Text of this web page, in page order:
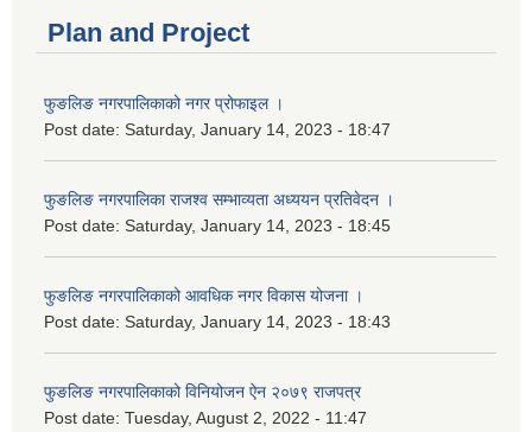
Plan and Project
फुङलिङ नगरपालिकाको नगर प्रोफाइल ।
Post date: Saturday, January 14, 2023 - 18:47
फुङलिङ नगरपालिका राजश्व सम्भाव्यता अध्ययन प्रतिवेदन ।
Post date: Saturday, January 14, 2023 - 18:45
फुङलिङ नगरपालिकाको आवधिक नगर विकास योजना ।
Post date: Saturday, January 14, 2023 - 18:43
फुङलिङ नगरपालिकाको विनियोजन ऐन २०७९ राजपत्र
Post date: Tuesday, August 2, 2022 - 11:47